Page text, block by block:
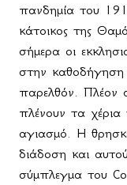
πανδημία του
κάτοικος της
σήμερα οι
στην
παρελθόν. Πλέον
πλένουν τα
αγιασμό. Η
διάδοση και
σύμπλεγμα του